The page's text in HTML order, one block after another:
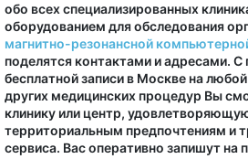
обо всех специализированных
оборудованием для обследования
магнитно-резонансной
поделятся контактами и адресами.
бесплатной записи в Москве на
других медицинских процедур Вы
клинику или центр,
территориальным предпочтениям и
сервиса. Вас оперативно запишут на